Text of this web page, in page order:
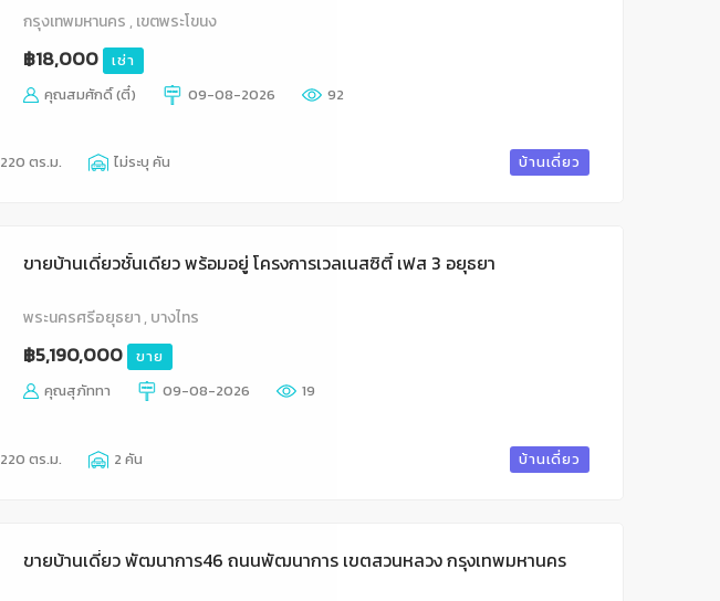
กรุงเทพมหานคร , เขตพระโขนง
฿18,000
เช่า
คุณสมศักดิ์ (ตี๋)
09-08-2026 92
220 ตร.ม. ไม่ระบุ คัน บ้านเดี่ยว
ขายบ้านเดี่ยวชั้นเดียว พร้อมอยู่ โครงการเวลเนสซิตี้ เฟส 3 อยุธยา
พระนครศรีอยุธยา , บางไทร
฿5,190,000
ขาย
คุณสุภัททา
09-08-2026 19
220 ตร.ม. 2 คัน บ้านเดี่ยว
ขายบ้านเดี่ยว พัฒนาการ46 ถนนพัฒนาการ เขตสวนหลวง กรุงเทพมหานคร